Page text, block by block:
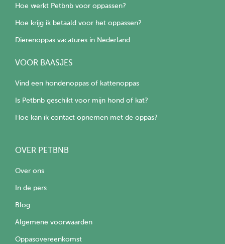
Hoe werkt Petbnb voor oppassen?
Hoe krijg ik betaald voor het oppassen?
Dierenoppas vacatures in Nederland
VOOR BAASJES
Vind een hondenoppas of kattenoppas
Is Petbnb geschikt voor mijn hond of kat?
Hoe kan ik contact opnemen met de oppas?
OVER PETBNB
Over ons
In de pers
Blog
Algemene voorwaarden
Oppasovereenkomst